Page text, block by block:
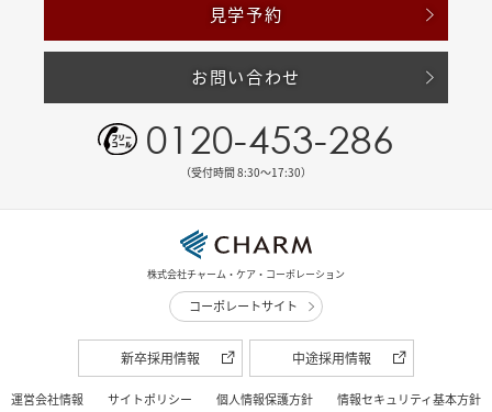
見学予約
お問い合わせ
0120-453-286
（受付時間 8:30〜17:30）
株式会社チャーム・ケア・コーポレーション
コーポレートサイト
新卒採用情報 中途採用情報
運営会社情報 サイトポリシー 個人情報保護方針 情報セキュリティ基本方針